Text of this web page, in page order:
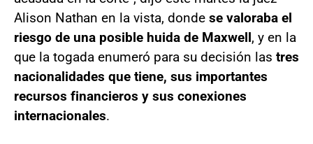
Alison Nathan en la vista, donde se valoraba el
riesgo de una posible huida de Maxwell, y en la
que la togada enumeró para su decisión las tres
nacionalidades que tiene, sus importantes
recursos financieros y sus conexiones
internacionales.